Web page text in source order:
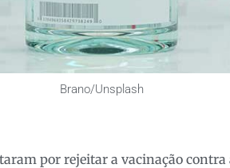
Brano/Unsplash
por rejeitar a vacinação contra